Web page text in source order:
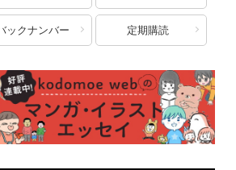
ックナンバー 定期購読